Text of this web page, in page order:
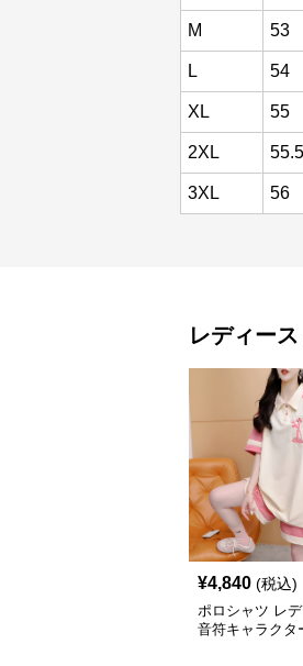
M 53
L 54
XL 55
2XL 55.5
3XL 56
レディー
¥4,840 (税込)
ポロシャツ レ
音符キャラクタ